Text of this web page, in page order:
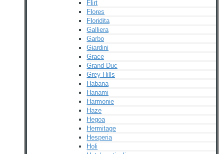
Flirt
Flores
Floridita
Galliera
Garbo
Giardini
Grace
Grand Duc
Grey Hills
Habana
Hanami
Harmonie
Haze
Hegoa
Hermitage
Hesperia
Holi